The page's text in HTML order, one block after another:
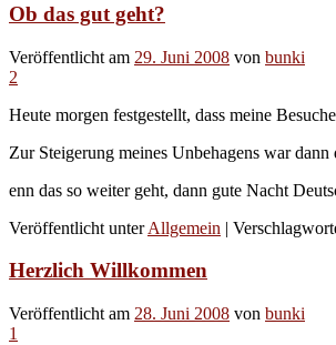
Ob das gut geht?
Veröffentlicht am 29. Juni 2008 von bunki
2
Heute morgen festgestellt, dass meine
Zur Steigerung meines Unbehagens war
enn das so weiter geht, dann gute Nacht
Veröffentlicht unter Allgemein |
Herzlich Willkommen
Veröffentlicht am 28. Juni 2008 von bunki
1